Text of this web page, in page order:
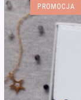
PROMOCJA